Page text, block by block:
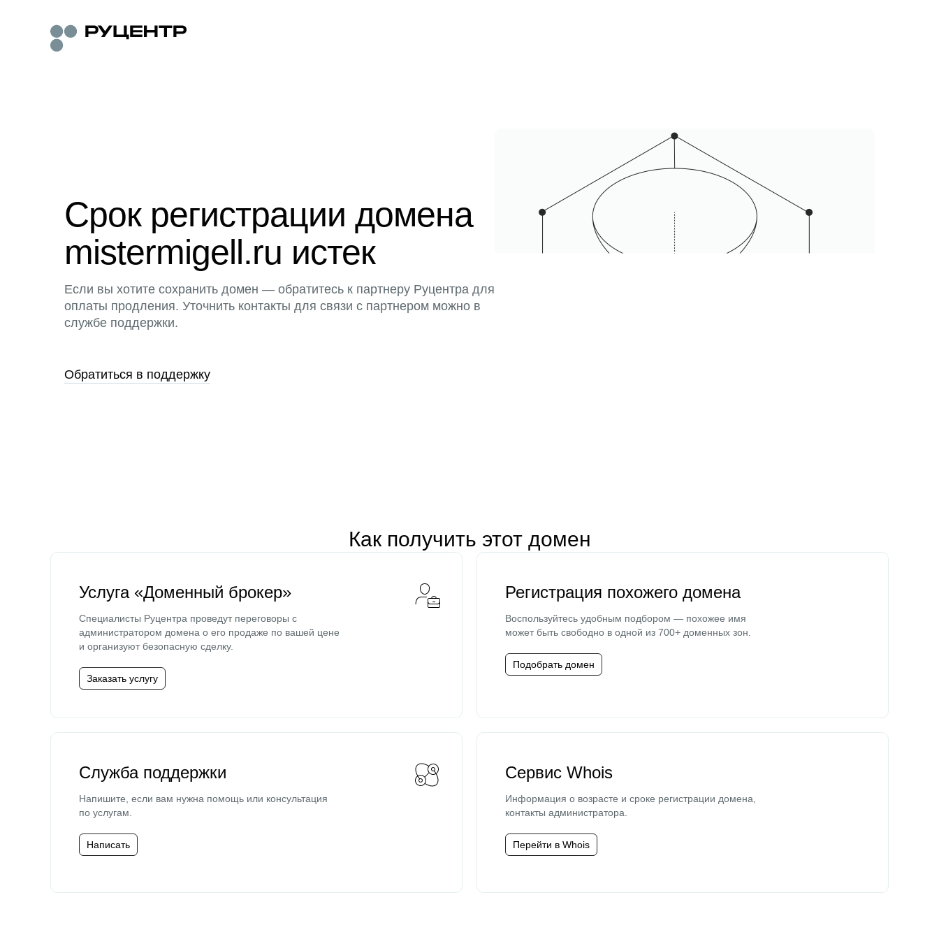
Срок регистрации домена
mistermigell.ru истек
Если вы хотите сохранить домен — обратитесь к партнеру Руцентра для
оплаты продления. Уточнить контакты для связи с партнером можно в
службе поддержки.
Обратиться в поддержку
Как получить этот домен
Услуга «Доменный брокер»
Специалисты Руцентра проведут переговоры с
администратором домена о его продаже по вашей цене
и организуют безопасную сделку.
Заказать услугу
Регистрация похожего домена
Воспользуйтесь удобным подбором — похожее имя
может быть свободно в одной из 700+ доменных зон.
Подобрать домен
Служба поддержки
Напишите, если вам нужна помощь или консультация
по услугам.
Написать
Сервис Whois
Информация о возрасте и сроке регистрации домена,
контакты администратора.
Перейти в Whois